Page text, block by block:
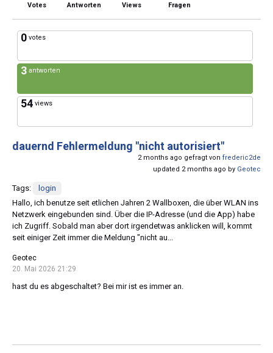
Votes Antworten Views Fragen
0 votes
3 antworten
54 views
dauernd Fehlermeldung "nicht autorisiert"
2 months ago gefragt von frederic2de
updated 2 months ago by Geotec
Tags:
login
Hallo, ich benutze seit etlichen Jahren 2 Wallboxen, die über WLAN ins
Netzwerk eingebunden sind. Über die IP-Adresse (und die App) habe
ich Zugriff. Sobald man aber dort irgendetwas anklicken will, kommt
seit einiger Zeit immer die Meldung "nicht au...
Geotec
20. Mai 2026 21:29
hast du es abgeschaltet? Bei mir ist es immer an.